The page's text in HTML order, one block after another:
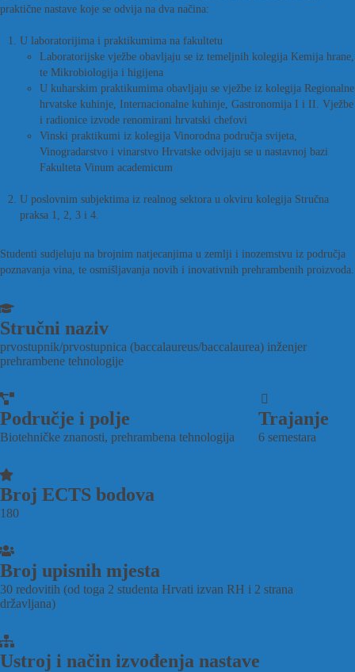
praktične nastave koje se odvija na dva načina:
U laboratorijima i praktikumima na fakultetu
Laboratorijske vježbe obavljaju se iz temeljnih kolegija Kemija hrane,
te Mikrobiologija i higijena
U kuharskim praktikumima obavljaju se vježbe iz kolegija Regionalne
hrvatske kuhinje, Internacionalne kuhinje, Gastronomija I i II. Vježbe
i radionice izvode renomirani hrvatski chefovi
Vinski praktikumi iz kolegija Vinorodna područja svijeta,
Vinogradarstvo i vinarstvo Hrvatske odvijaju se u nastavnoj bazi
Fakulteta Vinum academicum
U poslovnim subjektima iz realnog sektora u okviru kolegija Stručna
praksa 1, 2, 3 i 4.
Studenti sudjeluju na brojnim natjecanjima u zemlji i inozemstvu iz područja
poznavanja vina, te osmišljavanja novih i inovativnih prehrambenih proizvoda.
Stručni naziv
prvostupnik/prvostupnica (baccalaureus/baccalaurea) inženjer
prehrambene tehnologije
Područje i polje
Biotehničke znanosti, prehrambena tehnologija
Trajanje
6 semestara
Broj ECTS bodova
180
Broj upisnih mjesta
30 redovitih (od toga 2 studenta Hrvati izvan RH i 2 strana
državljana)
Ustroj i način izvođenja nastave